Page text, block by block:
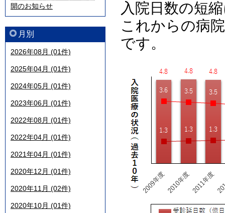
開のお知らせ
月別
2026年08月 (01件)
2025年04月 (01件)
2024年05月 (01件)
2023年06月 (01件)
2022年08月 (01件)
2022年04月 (01件)
2021年04月 (01件)
2020年12月 (01件)
2020年11月 (02件)
2020年10月 (01件)
入院日数の短
これからの病
です。